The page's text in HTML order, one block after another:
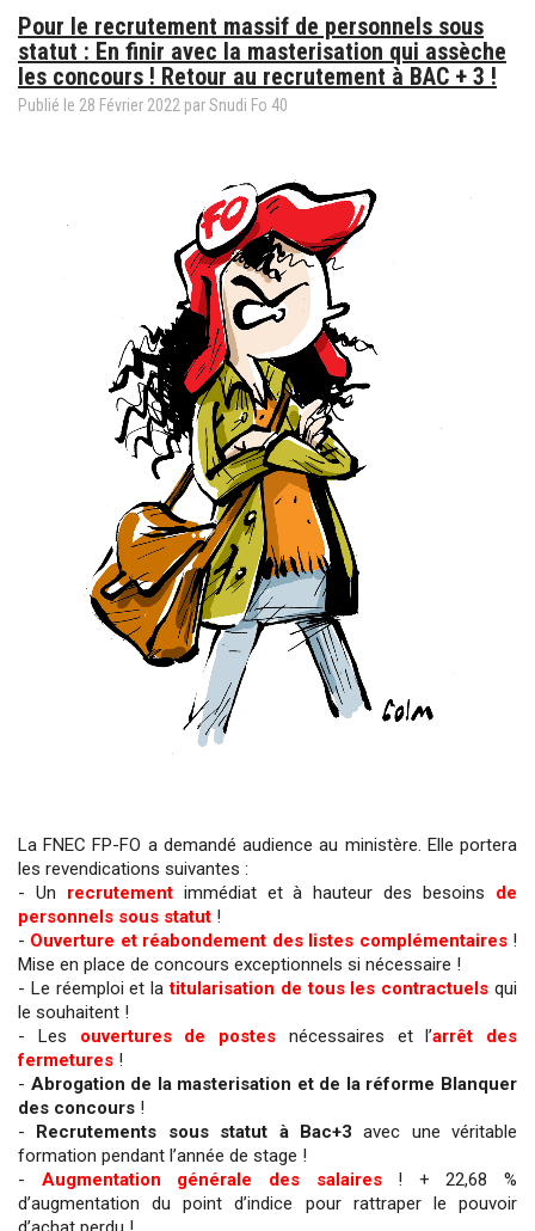
Pour le recrutement massif de personnels sous
statut : En finir avec la masterisation qui assèche
les concours ! Retour au recrutement à BAC + 3 !
Publié le 28 Février 2022 par Snudi Fo 40
La FNEC FP-FO a demandé audience au ministère. Elle portera
les revendications suivantes :
- Un
recrutementimmédiat et à hauteur des besoins de
personnels sous statut !
- Ouverture et réabondement des listes complémentaires!
Mise en place de concours exceptionnels si nécessaire !
- Le réemploi et latitularisation de tous les contractuels qui
le souhaitent !
- Les ouvertures de postes nécessaires et l’arrêt des
fermetures !
- Abrogation de la masterisation et de la réforme Blanquer
des concours !
- Recrutements sous statut à Bac+3 avec une véritable
formation pendant l’année de stage !
- Augmentation générale des salaires
! + 22,68 %
d’augmentation du point d’indice pour rattraper le pouvoir